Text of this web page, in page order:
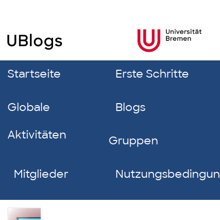
Startseite Erste Schritte
Globale
Aktivitäten
Blogs
Gruppen
Mitglieder